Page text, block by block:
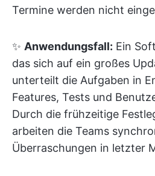
Termine werden nicht
✨ Anwendungsfall: Ein
das sich auf ein großes
unterteilt die Aufgaben in
Features, Tests und
Durch die frühzeitige
arbeiten die Teams
Überraschungen in letzter